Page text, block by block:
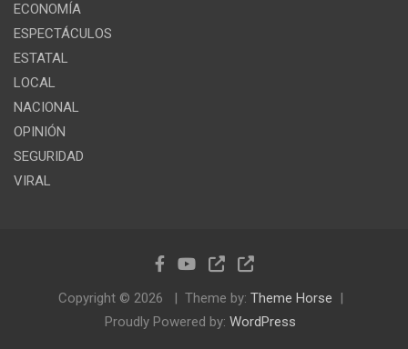
ECONOMÍA
ESPECTÁCULOS
ESTATAL
LOCAL
NACIONAL
OPINIÓN
SEGURIDAD
VIRAL
Copyright © 2026 Theme by: Theme Horse
Proudly Powered by: WordPress